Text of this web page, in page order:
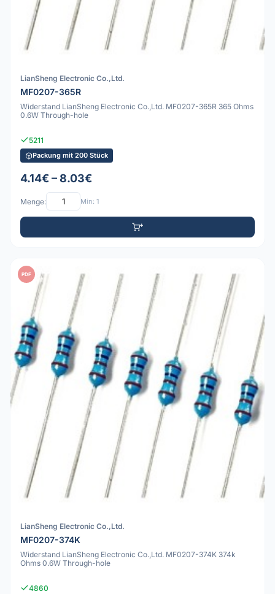
LianSheng Electronic Co.,Ltd.
MF0207-365R
Widerstand LianSheng Electronic Co.,Ltd. MF0207-365R 365 Ohms
0.6W Through-hole
5211
Packung mit 200 Stück
4.14€ – 8.03€
Menge: Min: 1
PDF
LianSheng Electronic Co.,Ltd.
MF0207-374K
Widerstand LianSheng Electronic Co.,Ltd. MF0207-374K 374k
Ohms 0.6W Through-hole
4860